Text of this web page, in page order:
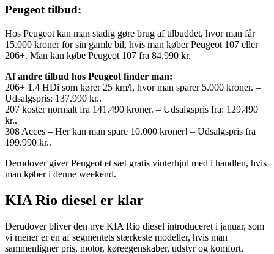
Peugeot tilbud:
Hos Peugeot kan man stadig gøre brug af tilbuddet, hvor man får
15.000 kroner for sin gamle bil, hvis man køber Peugeot 107 eller
206+. Man kan købe Peugeot 107 fra 84.990 kr.
Af andre tilbud hos Peugeot finder man:
206+ 1.4 HDi som kører 25 km/l, hvor man sparer 5.000 kroner. –
Udsalgspris: 137.990 kr..
207 koster normalt fra 141.490 kroner. – Udsalgspris fra: 129.490
kr..
308 Acces – Her kan man spare 10.000 kroner! – Udsalgspris fra
199.990 kr..
Derudover giver Peugeot et sæt gratis vinterhjul med i handlen, hvis
man køber i denne weekend.
KIA Rio diesel er klar
Derudover bliver den nye KIA Rio diesel introduceret i januar, som
vi mener er en af segmentets stærkeste modeller, hvis man
sammenligner pris, motor, køreegenskaber, udstyr og komfort.